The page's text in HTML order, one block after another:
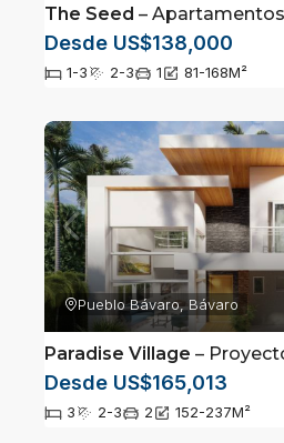
The Seed – Apartamentos en Punta
Desde US$138,000
1-3 2-3 1 81-168M²
Pueblo Bávaro, Bávaro
Paradise Village – Proyecto de 3
Desde US$165,013
3 2-3 2 152-237M²